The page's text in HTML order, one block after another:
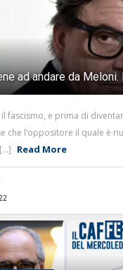
ad andare da Meloni.
fascismo, e prima di
che l’oppositore il quale è
Read More